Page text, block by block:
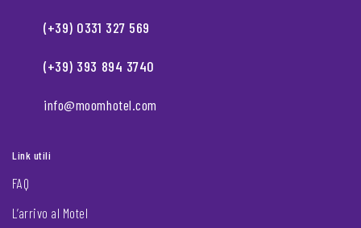
(+39) 0331 327 569
(+39) 393 894 3740
info@moomhotel.com
Link utili
FAQ
L’arrivo al Motel